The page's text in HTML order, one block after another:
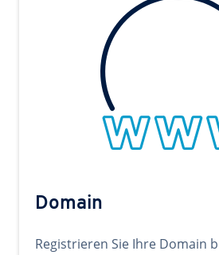
Domain
Registrieren Sie Ihre Domain